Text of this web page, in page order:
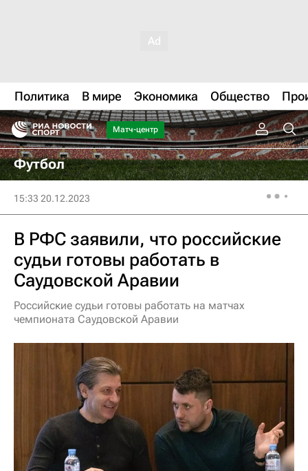
Политика В мире Экономика Общество
Матч-центр
Футбол
15:33 20.12.2023
В РФС заявили, что российские
судьи готовы работать в
Саудовской Аравии
Российские судьи готовы работать на матчах
чемпионата Саудовской Аравии